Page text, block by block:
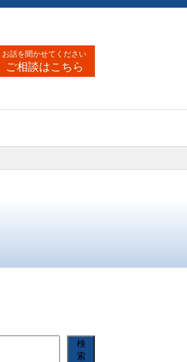
お話を聞かせてください
ご相談はこちら
検
索